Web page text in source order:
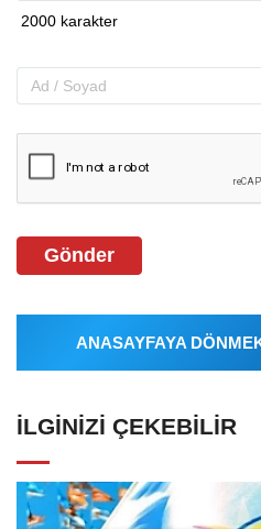
Gönder
ANASAYFAYA
İLGINIZI ÇEKEBILIR